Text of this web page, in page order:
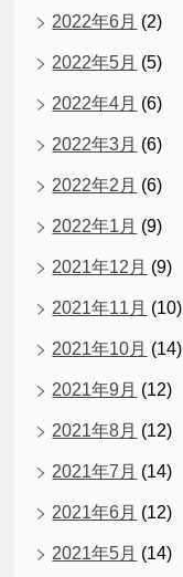
2022年6月 (2)
2022年5月 (5)
2022年4月 (6)
2022年3月 (6)
2022年2月 (6)
2022年1月 (9)
2021年12月 (9)
2021年11月 (10)
2021年10月 (14)
2021年9月 (12)
2021年8月 (12)
2021年7月 (14)
2021年6月 (12)
2021年5月 (14)